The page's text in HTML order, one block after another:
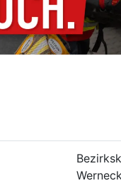
Werneck